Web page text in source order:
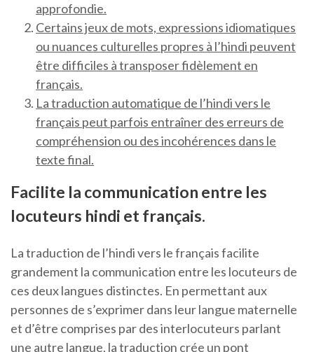
approfondie.
Certains jeux de mots, expressions idiomatiques
ou nuances culturelles propres à l’hindi peuvent
être difficiles à transposer fidèlement en
français.
La traduction automatique de l’hindi vers le
français peut parfois entraîner des erreurs de
compréhension ou des incohérences dans le
texte final.
Facilite la communication entre les
locuteurs hindi et français.
La traduction de l’hindi vers le français facilite
grandement la communication entre les locuteurs de
ces deux langues distinctes. En permettant aux
personnes de s’exprimer dans leur langue maternelle
et d’être comprises par des interlocuteurs parlant
une autre langue, la traduction crée un pont